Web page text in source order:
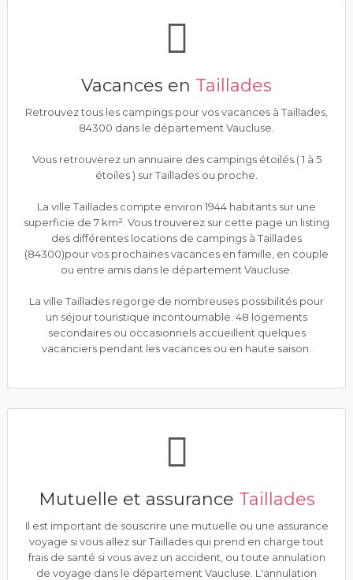
Vacances en Taillades
Retrouvez tous les campings pour vos vacances à Taillades,
84300 dans le département Vaucluse.
Vous retrouverez un annuaire des campings étoilés ( 1 à 5
étoiles ) sur Taillades ou proche.
La ville Taillades compte environ 1944 habitants sur une
superficie de 7 km². Vous trouverez sur cette page un listing
des différentes locations de campings à Taillades
(84300)pour vos prochaines vacances en famille, en couple
ou entre amis dans le département Vaucluse.
La ville Taillades regorge de nombreuses possibilités pour
un séjour touristique incontournable. 48 logements
secondaires ou occasionnels accueillent quelques
vacanciers pendant les vacances ou en haute saison.
Mutuelle et assurance Taillades
Il est important de souscrire une mutuelle ou une assurance
voyage si vous allez sur Taillades qui prend en charge tout
frais de santé si vous avez un accident, ou toute annulation
de voyage dans le département Vaucluse. L'annulation